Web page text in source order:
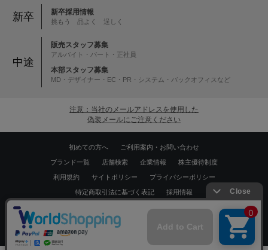
新卒 新卒採用情報
挑もう 品よく 逞しく
中途
販売スタッフ募集
アルバイト・パート・正社員
本部スタッフ募集
MD・デザイナー・EC・PR・システム・バックオフィスなど
注意：当社のメールアドレスを使用した
偽装メールにご注意ください
初めての方へ ご利用案内・お問い合わせ
ブランド一覧 店舗検索 企業情報 株主優待制度
利用規約 サイトポリシー プライバシーポリシー
特定商取引法に基づく表記 採用情報
Copyrights © WORLD CO.,LTD. All rights reserved.
スマートフォン ｜PC